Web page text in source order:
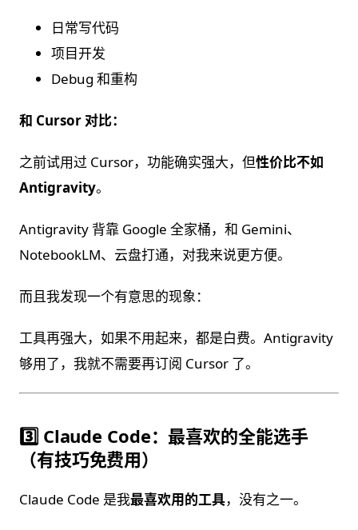
日常写代码
项目开发
Debug 和重构
和 Cursor 对比：
之前试用过 Cursor，功能确实强大，但性价比不如
Antigravity。
Antigravity 背靠 Google 全家桶，和 Gemini、
NotebookLM、云盘打通，对我来说更方便。
而且我发现一个有意思的现象：
工具再强大，如果不用起来，都是白费。Antigravity
够用了，我就不需要再订阅 Cursor 了。
3️⃣ Claude Code：最喜欢的全能选手
（有技巧免费用）
Claude Code 是我最喜欢用的工具，没有之一。